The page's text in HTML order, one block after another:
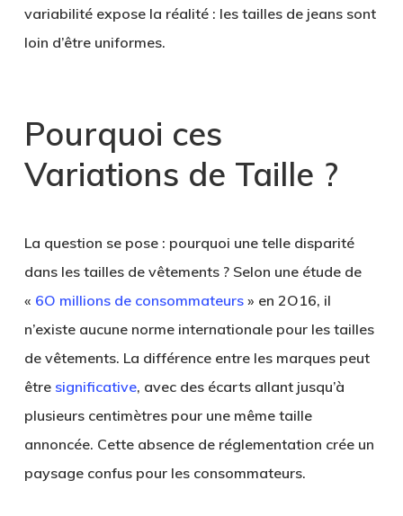
variabilité expose la réalité : les tailles de jeans sont
loin d’être uniformes.
Pourquoi ces
Variations de Taille ?
La question se pose : pourquoi une telle disparité
dans les tailles de vêtements ? Selon une étude de
« 6O millions de consommateurs» en 2O16, il
n’existe aucune norme internationale pour les tailles
de vêtements. La différence entre les marques peut
être significative, avec des écarts allant jusqu’à
plusieurs centimètres pour une même taille
annoncée. Cette absence de réglementation crée un
paysage confus pour les consommateurs.